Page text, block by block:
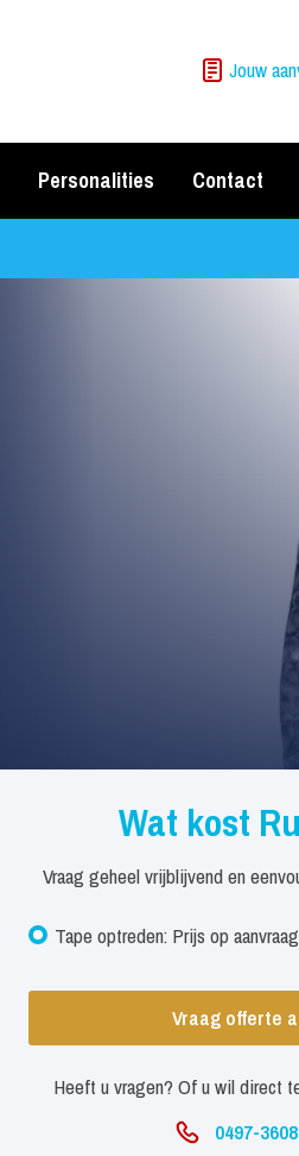
Jouw
Personalities Contact
Wat kost
Vraag geheel vrijblijvend en
Tape optreden: Prijs op aanvraag
Vraag offerte
Heeft u vragen? Of u wil direct
0497-